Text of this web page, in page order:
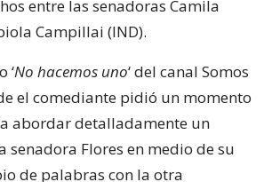
entre las senadoras Camila
Campillai (IND).
‘No hacemos uno‘ del canal Somos
el comediante pidió un momento
abordar detalladamente un
senadora Flores en medio de su
de palabras con la otra